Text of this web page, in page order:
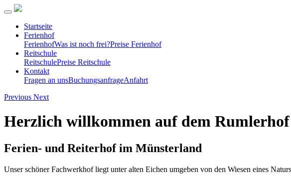
Startseite
Ferienhof
FerienhofWas ist noch frei?Preise Ferienhof
Reitschule
ReitschulePreise Reitschule
Kontakt
Fragen an unsBuchungsanfrageAnfahrt
Previous Next
Herzlich willkommen auf dem Rumlerhof
Ferien- und Reiterhof im Münsterland
Unser schöner Fachwerkhof liegt unter alten Eichen umgeben von den Wiesen eines